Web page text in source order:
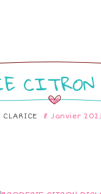
CLARICE 8 Janvier